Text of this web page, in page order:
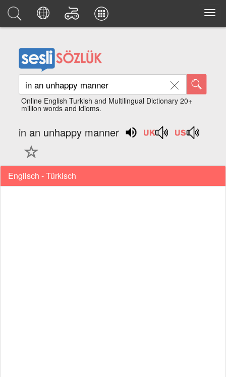
Online English Turkish and Multilingual Dictionary 20+
million words and idioms.
in an unhappy manner
Englisch - Türkisch